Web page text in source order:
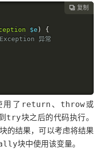
 复制
$e )
{
异常
用了 return 、 throw或
try块之后的代码执行。
块的结果，可以考虑将结果
块中使用该变量。